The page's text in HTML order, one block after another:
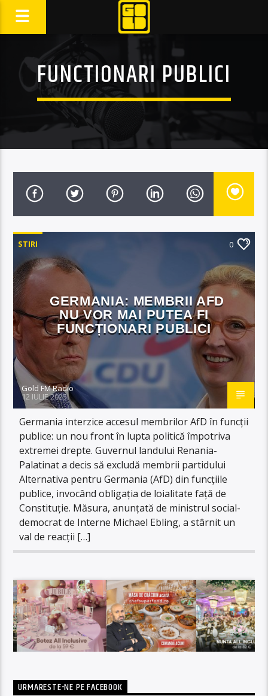
FUNCTIONARI PUBLICI
STIRI 0
GERMANIA: MEMBRII AFD
NU VOR MAI PUTEA FI
FUNCȚIONARI PUBLICI
Gold FM Radio
12 IULIE 2025
Germania interzice accesul membrilor AfD în funcții
publice: un nou front în lupta politică împotriva
extremei drepte. Guvernul landului Renania-
Palatinat a decis să excludă membrii partidului
Alternativa pentru Germania (AfD) din funcțiile
publice, invocând obligația de loialitate față de
Constituție. Măsura, anunțată de ministrul social-
democrat de Interne Michael Ebling, a stârnit un
val de reacții […]
URMARESTE-NE PE FACEBOOK